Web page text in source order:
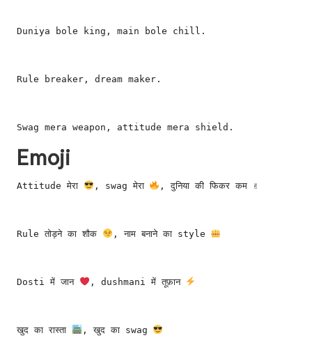
Duniya bole king, main bole chill.
Rule breaker, dream maker.
Swag mera weapon, attitude mera shield.
Emoji
Attitude मेरा , swag मेरा , दुनिया की फिकर कम ✌
Rule तोड़ने का शौक , नाम बनाने का style
Dosti में जान , dushmani में तूफ़ान
खुद का रास्ता , खुद का swag